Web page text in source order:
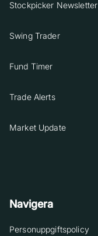
Stockpicker Newsletter
Swing Trader
Fund Timer
Trade Alerts
Market Update
Navigera
Personuppgiftspolicy